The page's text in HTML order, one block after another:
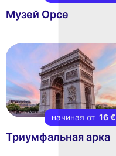
Музей Орсе
начиная от 16 €
Триумфальная арка